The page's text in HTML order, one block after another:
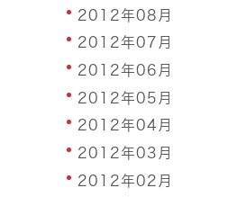
2012年08月
2012年07月
2012年06月
2012年05月
2012年04月
2012年03月
2012年02月